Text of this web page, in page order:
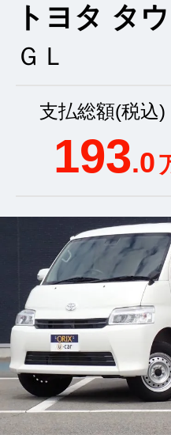
トヨタ タ
ＧＬ
支払総額(税込)
193.0